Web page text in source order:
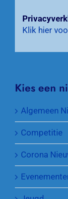
Klik hier
Kies een
Algemeen
Competitie
Corona